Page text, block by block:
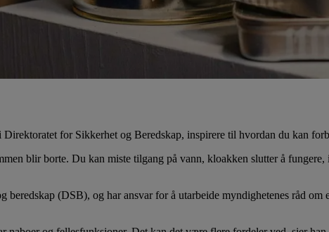
for Sikkerhet og Beredskap, inspirere til hvordan du kan
blir borte. Du kan miste tilgang på vann, kloakken slutter å
(DSB), og har ansvar for å utarbeide myndighetenes råd om